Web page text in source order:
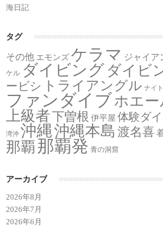
海日記
タグ
その他 エモンズ ケラマ ジャイア
ケル ダイビング ダイビ
ービシ トライアングル ナイ
ファンダイブホエ
上級者下曽根 伊平屋 体験ダ
湾沖 沖縄沖縄本島 渡名喜
那覇 那覇発 青の洞窟
アーカイブ
2026年8月
2026年7月
2026年6月